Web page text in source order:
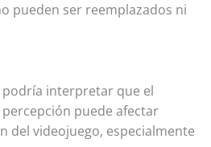
pueden ser reemplazados ni
podría interpretar que el
puede afectar
del videojuego, especialmente